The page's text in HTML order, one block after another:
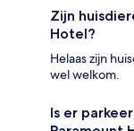
Zijn
Hotel?
Helaas zijn
wel welkom.
Is er